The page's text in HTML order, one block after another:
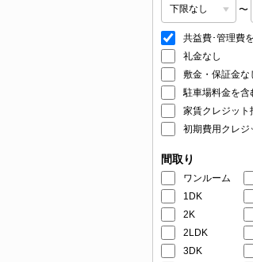
〜
共益費･管理費
礼金なし
敷金・保証金な
駐車場料金を含
家賃クレジット
初期費用クレジ
間取り
ワンルーム
1DK
2K
2LDK
3DK